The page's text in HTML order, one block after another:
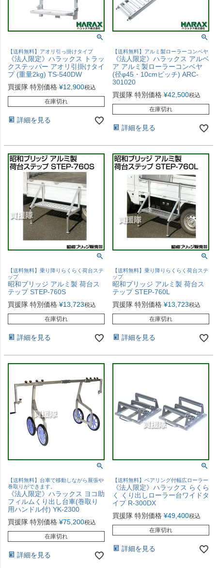
【送料無料】アオリ引っ掛けタイプ
《法人限定》ハラックス トラッ
クステッパー アオリ引掛けタイ
プ (重量2kg) TS-540DW
買援隊 特別価格 ¥12,900税込
在庫切れ
詳細を見る
【送料無料】アルミ製ローラーコンベヤ
《法人限定》ハラックス アルベ
ア アルミ製ローラーコンベヤ
(径φ45・10cmピッチ) ARC-
301020
買援隊 特別価格 ¥42,500税込
在庫切れ
詳細を見る
【送料無料】乗り降りらくらく荷台ステ
ップ
昭和ブリッジ アルミ製 荷台ス
テップ STEP-760S
買援隊 特別価格 ¥13,723税込
在庫切れ
詳細を見る
【送料無料】乗り降りらくらく荷台ステ
ップ
昭和ブリッジ アルミ製 荷台ス
テップ STEP-760L
買援隊 特別価格 ¥13,723税込
在庫切れ
詳細を見る
【送料無料】台車で移動しながら展張や
巻取りができます。
《法人限定》ハラックス ヨコ助
フィルムくり出し台車(巻取り
用ハンドル付) YK-2300
買援隊 特別価格 ¥75,200税込
在庫切れ
詳細を見る
【送料無料】ベアリング付幅広ローラー
《法人限定》ハラックス らくら
く くり出しローラー台ワイドタ
イプ R-300DX
買援隊 特別価格 ¥49,400税込
在庫切れ
詳細を見る